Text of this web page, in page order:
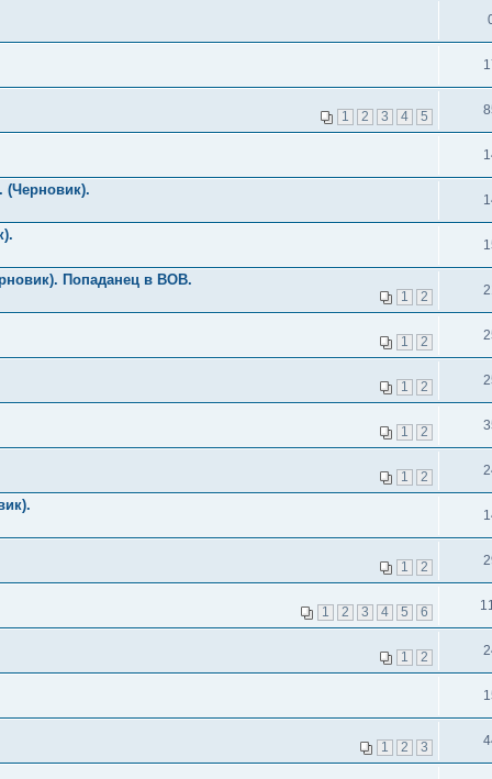
1 2 3 4 5
(Черновик).
Попаданец в ВОВ.
1 2
1 2
1 2
1 2
1 2
1 2
1 2 3 4 5 6
1 2
1 2 3